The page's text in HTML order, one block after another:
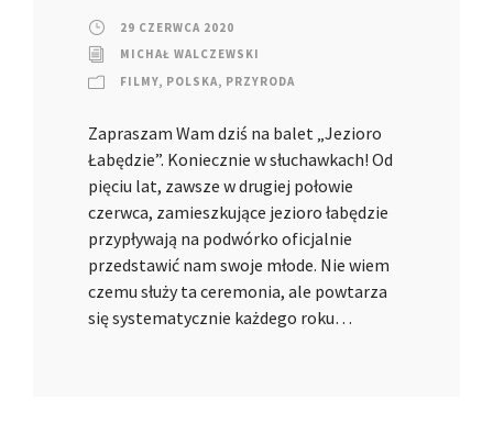
29 CZERWCA 2020
MICHAŁ WALCZEWSKI
FILMY, POLSKA, PRZYRODA
Zapraszam Wam dziś na balet „Jezioro
Łabędzie”. Koniecznie w słuchawkach! Od
pięciu lat, zawsze w drugiej połowie
czerwca, zamieszkujące jezioro łabędzie
przypływają na podwórko oficjalnie
przedstawić nam swoje młode. Nie wiem
czemu służy ta ceremonia, ale powtarza
się systematycznie każdego roku…